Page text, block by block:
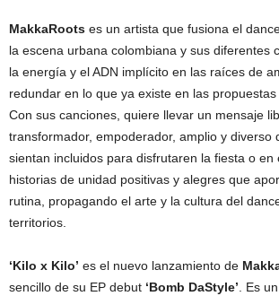
MakkaRoots es un artista que fusiona el
la escena urbana colombiana y sus diferentes
la energía y el ADN implícito en las raíces de
redundar en lo que ya existe en las propuestas
Con sus canciones, quiere llevar un mensaje
transformador, empoderador, amplio y diverso
sientan incluidos para disfrutaren la fiesta o en
historias de unidad positivas y alegres que
rutina, propagando el arte y la cultura del
territorios.
‘Kilo x Kilo’ es el nuevo lanzamiento de
sencillo de su EP debut ‘Bomb DaStyle’ . Es